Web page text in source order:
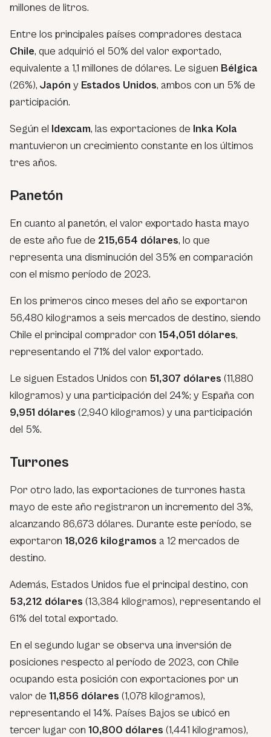
millones de litros.
Entre los principales países compradores destaca
Chile, que adquirió el 50% del valor exportado,
equivalente a 1,1 millones de dólares. Le siguen Bélgica
(26%), Japón y Estados Unidos, ambos con un 5% de
participación.
Según el Idexcam, las exportaciones de Inka Kola
mantuvieron un crecimiento constante en los últimos
tres años.
Panetón
En cuanto al panetón, el valor exportado hasta mayo
de este año fue de 215,654 dólares, lo que
representa una disminución del 35% en comparación
con el mismo período de 2023.
En los primeros cinco meses del año se exportaron
56,480 kilogramos a seis mercados de destino, siendo
Chile el principal comprador con 154,051 dólares,
representando el 71% del valor exportado.
Le siguen Estados Unidos con 51,307 dólares (11,880
kilogramos) y una participación del 24%; y España con
9,951 dólares (2,940 kilogramos) y una participación
del 5%.
Turrones
Por otro lado, las exportaciones de turrones hasta
mayo de este año registraron un incremento del 3%,
alcanzando 86,673 dólares. Durante este período, se
exportaron 18,026 kilogramos a 12 mercados de
destino.
Además, Estados Unidos fue el principal destino, con
53,212 dólares (13,384 kilogramos), representando el
61% del total exportado.
En el segundo lugar se observa una inversión de
posiciones respecto al período de 2023, con Chile
ocupando esta posición con exportaciones por un
valor de 11,856 dólares (1,078 kilogramos),
representando el 14%. Países Bajos se ubicó en
tercer lugar con 10,800 dólares (1,441 kilogramos),